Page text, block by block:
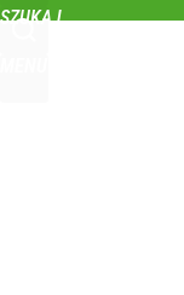
SZUKAJ